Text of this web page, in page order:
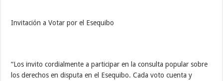
Invitación a Votar por el Esequibo
“Los invito cordialmente a participar en la consulta popular sobre
los derechos en disputa en el Esequibo. Cada voto cuenta y